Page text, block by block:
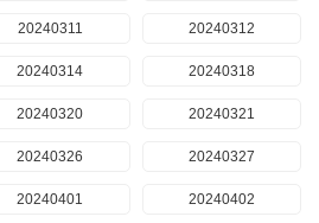
20240311 20240312
20240314 20240318
20240320 20240321
20240326 20240327
20240401 20240402